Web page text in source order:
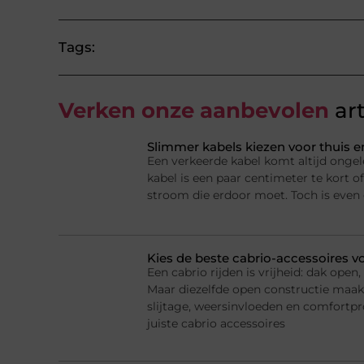
Tags:
Verken onze aanbevolen
Slimmer kabels kiezen voor thuis
Een verkeerde kabel komt altijd
kabel is een paar centimeter te kort
stroom die erdoor moet. Toch is even
Kies de beste cabrio-accessoires
Een cabrio rijden is vrijheid: dak
Maar diezelfde open constructie
slijtage, weersinvloeden en
juiste cabrio accessoires